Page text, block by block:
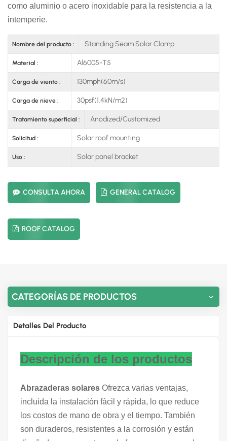
como aluminio o acero inoxidable para la resistencia a la
intemperie.
Nombre del producto : Standing Seam Solar Clamp
Material : Al6005-T5
Carga de viento : 130mph(60m/s)
Carga de nieve : 30psf(1.4kN/m2)
Tratamiento superficial : Anodized/Customized
Solicitud : Solar roof mounting
Uso : Solar panel bracket
CONSULTA AHORA GENERAL CATALOG
ROOF CATALOG
CATEGORÍAS DE PRODUCTOS
Detalles Del Producto
Descripción de los productos
Abrazaderas solares Ofrezca varias ventajas,
incluida la instalación fácil y rápida, lo que reduce
los costos de mano de obra y el tiempo. También
son duraderos, resistentes a la corrosión y están